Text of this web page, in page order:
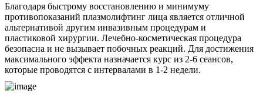
Благодаря быстрому восстановлению и минимуму
противопоказаний плазмолифтинг лица является отличной
альтернативой другим инвазивным процедурам и
пластиковой хирургии. Лечебно-косметическая процедура
безопасна и не вызывает побочных реакций. Для достижения
максимального эффекта назначается курс из 2-6 сеансов,
которые проводятся с интервалами в 1-2 недели.